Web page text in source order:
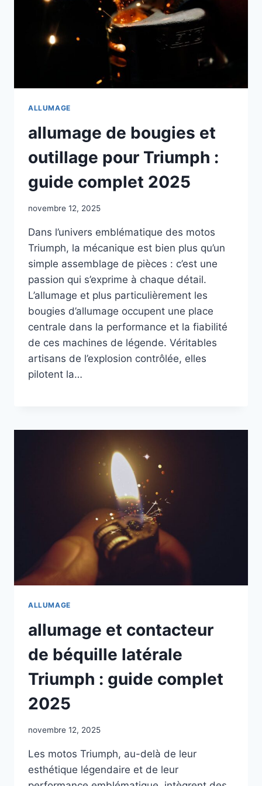
ALLUMAGE
allumage de bougies et
outillage pour Triumph :
guide complet 2025
novembre 12, 2025
Dans l’univers emblématique des motos
Triumph, la mécanique est bien plus qu’un
simple assemblage de pièces : c’est une
passion qui s’exprime à chaque détail.
L’allumage et plus particulièrement les
bougies d’allumage occupent une place
centrale dans la performance et la fiabilité
de ces machines de légende. Véritables
artisans de l’explosion contrôlée, elles
pilotent la…
ALLUMAGE
allumage et contacteur
de béquille latérale
Triumph : guide complet
2025
novembre 12, 2025
Les motos Triumph, au-delà de leur
esthétique légendaire et de leur